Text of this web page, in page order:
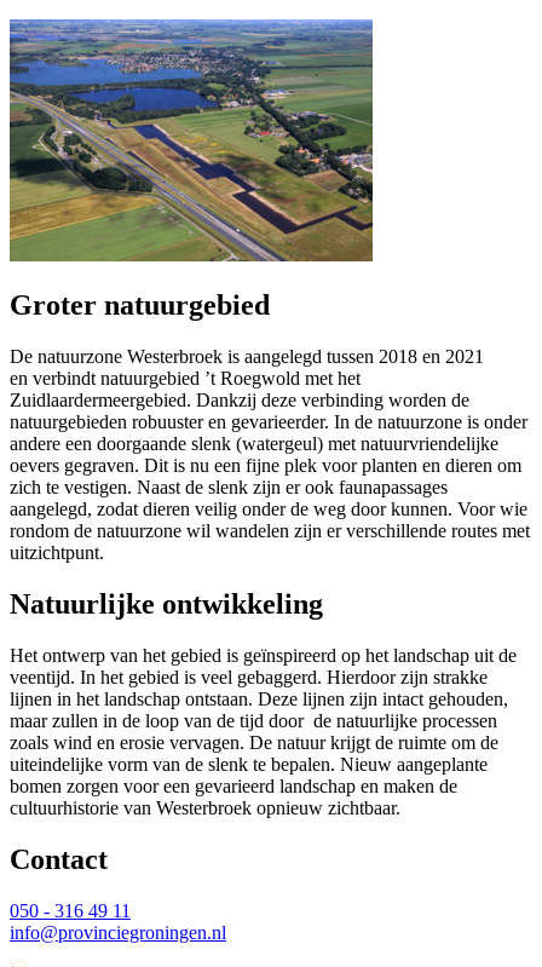
Groter natuurgebied
De natuurzone Westerbroek is aangelegd tussen 2018 en 2021
en verbindt natuurgebied ’t Roegwold met het
Zuidlaardermeergebied. Dankzij deze verbinding worden de
natuurgebieden robuuster en gevarieerder. In de natuurzone is onder
andere een doorgaande slenk (watergeul) met natuurvriendelijke
oevers gegraven. Dit is nu een fijne plek voor planten en dieren om
zich te vestigen. Naast de slenk zijn er ook faunapassages
aangelegd, zodat dieren veilig onder de weg door kunnen. Voor wie
rondom de natuurzone wil wandelen zijn er verschillende routes met
uitzichtpunt.
Natuurlijke ontwikkeling
Het ontwerp van het gebied is geïnspireerd op het landschap uit de
veentijd. In het gebied is veel gebaggerd. Hierdoor zijn strakke
lijnen in het landschap ontstaan. Deze lijnen zijn intact gehouden,
maar zullen in de loop van de tijd door de natuurlijke processen
zoals wind en erosie vervagen. De natuur krijgt de ruimte om de
uiteindelijke vorm van de slenk te bepalen. Nieuw aangeplante
bomen zorgen voor een gevarieerd landschap en maken de
cultuurhistorie van Westerbroek opnieuw zichtbaar.
Contact
050 - 316 49 11
info@provinciegroningen.nl